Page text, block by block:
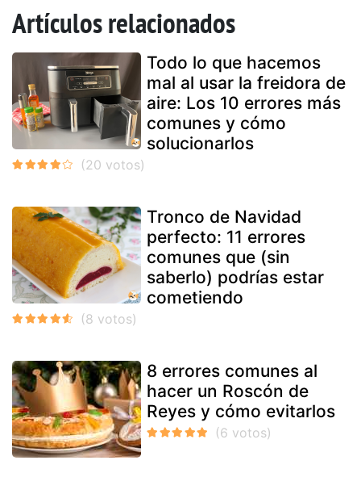
Artículos relacionados
Todo lo que hacemos
mal al usar la freidora de
aire: Los 10 errores más
comunes y cómo
solucionarlos
Tronco de Navidad
perfecto: 11 errores
comunes que (sin
saberlo) podrías estar
cometiendo
8 errores comunes al
hacer un Roscón de
Reyes y cómo evitarlos